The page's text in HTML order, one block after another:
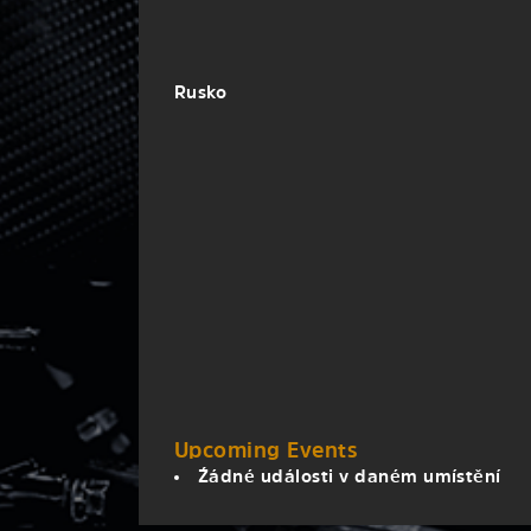
Rusko
Upcoming Events
Źádné události v daném umístění